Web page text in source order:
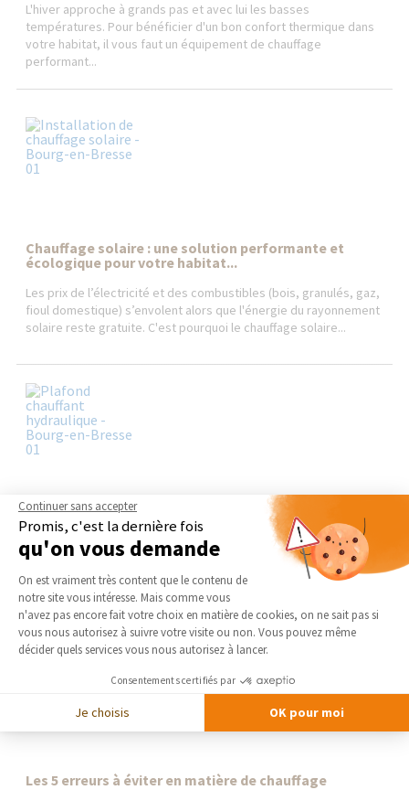
L'hiver approche à grands pas et avec lui les basses
températures. Pour bénéficier d'un bon confort thermique dans
votre habitat, il vous faut un équipement de chauffage
performant...
Chauffage solaire : une solution performante et
écologique pour votre habitat...
Les prix de l’électricité et des combustibles (bois, granulés, gaz,
fioul domestique) s’envolent alors que l'énergie du rayonnement
solaire reste gratuite. C'est pourquoi le chauffage solaire...
Tout savoir sur le plafond chauffant : un mode de
chauffage performant...
En prévision des longs mois d’hiver, vous êtes en quête d’un
chauffage agréable et performant ? Le plafond chauffant est
certainement pour vous. Nous parvenant des régions...
Les 5 erreurs à éviter en matière de chauffage
Continuer sans accepter
Promis, c'est la dernière fois
qu'on vous demande
Plateforme de Gestion du
On est vraiment très content que le contenu de
notre site vous intéresse. Mais comme vous
n'avez pas encore fait votre choix en matière de cookies, on ne sait pas si
vous nous autorisez à suivre votre visite ou non. Vous pouvez même
décider quels services vous nous autorisez à lancer.
Consentements certifiés par
Je choisis OK pour moi
Axeptio consent